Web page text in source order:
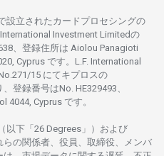
設立さ れた カードプロセシングの
International Investment Limitedの
、 登録住所は Aiolou Panagioti
Cyprus です。L.F. International
15 にてキプロスの
登録番号はNo. HE329493、
4044, Cyprus です。
下「26 Degrees」） および
の関係者、役員、取締役、メンバ